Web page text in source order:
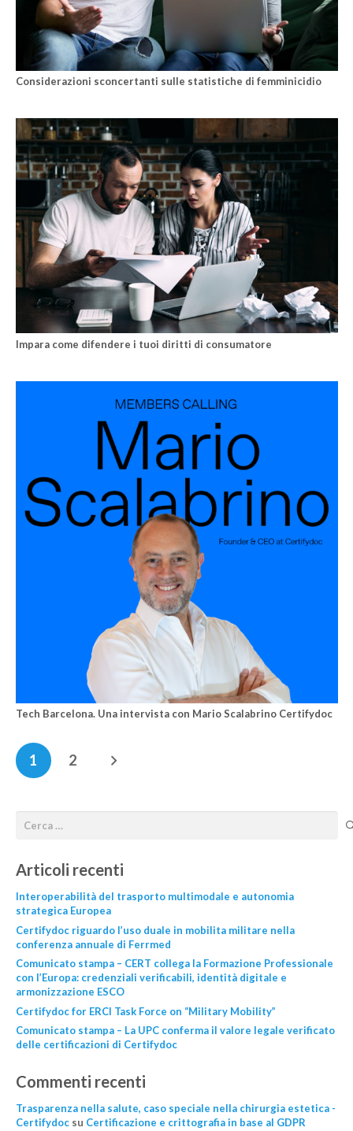
Considerazioni sconcertanti sulle statistiche di femminicidio
Impara come difendere i tuoi diritti di consumatore
Tech Barcelona. Una intervista con Mario Scalabrino Certifydoc
1 2
Articoli recenti
Interoperabilità del trasporto multimodale e autonomia
strategica Europea
Certifydoc riguardo l’uso duale in mobilita militare nella
conferenza annuale di Ferrmed
Comunicato stampa – CERT collega la Formazione Professionale
con l’Europa: credenziali verificabili, identità digitale e
armonizzazione ESCO
Certifydoc for ERCI Task Force on “Military Mobility”
Comunicato stampa – La UPC conferma il valore legale verificato
delle certificazioni di Certifydoc
Commenti recenti
Trasparenza nella salute, caso speciale nella chirurgia estetica -
Certifydocsu Certificazione e crittografia in base al GDPR